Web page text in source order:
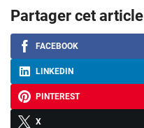
Partager cet article
FACEBOOK
LINKEDIN
PINTEREST
X